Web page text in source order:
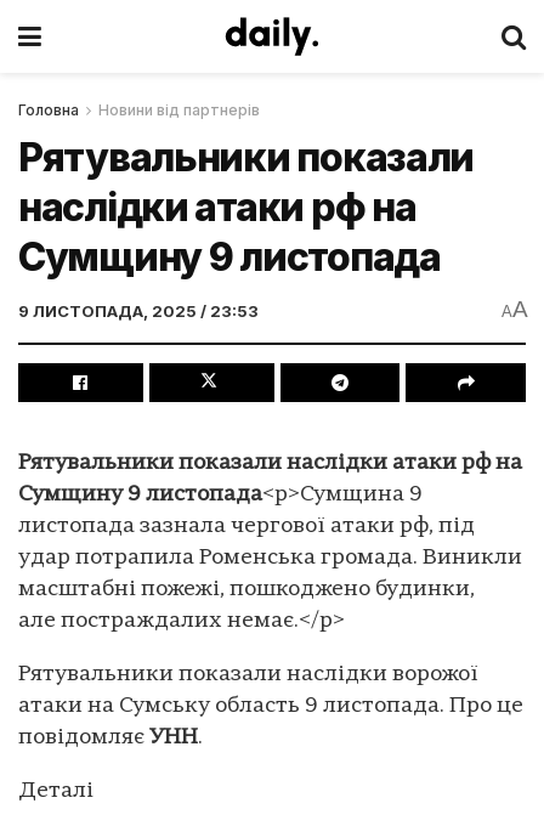
Головна Новини від партнерів
Рятувальники показали
наслідки атаки рф на
Сумщину 9 листопада
9 ЛИСТОПАДА, 2025 / 23:53 AA
Рятувальники показали наслідки атаки рф на
Сумщину 9 листопада<p>Сумщина 9
листопада зазнала чергової атаки рф, під
удар потрапила Роменська громада. Виникли
масштабні пожежі, пошкоджено будинки,
але постраждалих немає.</p>
Рятувальники показали наслідки ворожої
атаки на Сумську область 9 листопада. Про це
повідомляє УНН.
Деталі